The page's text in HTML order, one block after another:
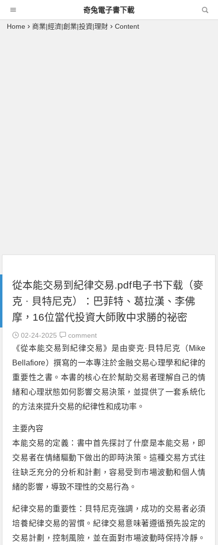
奇兔電子書下載
Home 商業|經濟|創業|投資|理財 Content
從本能交易到紀律交易.pdf电子书下载（麥
克 · 貝特尼克）：巴菲特、葛拉漢、李佛
摩，16位當代投資大師敗中求勝的祕密
02-24-2025 comment
《從本能交易到紀律交易》是由麥克·貝特尼克（Mike
Bellafiore）撰寫的一本專注於金融交易心理學和紀律的
重要性之書。本書的核心在於幫助交易者理解自己的情
緒和心理狀態如何影響交易決策，並提供了一套系統化
的方法來提升交易的紀律性和成功率。
主要內容
本能交易的定義：書中首先探討了什麼是本能交易，即
交易者在情緒驅動下做出的即時決策。這種交易方式往
往缺乏充分的分析和計劃，容易受到市場波動和個人情
緒的影響，導致不理性的交易行為。
紀律交易的重要性：貝特尼克強調，成功的交易者必須
培養紀律交易的習慣。紀律交易意味著遵循預先設定的
交易計劃，控制風險，並在面對市場波動時保持冷靜。